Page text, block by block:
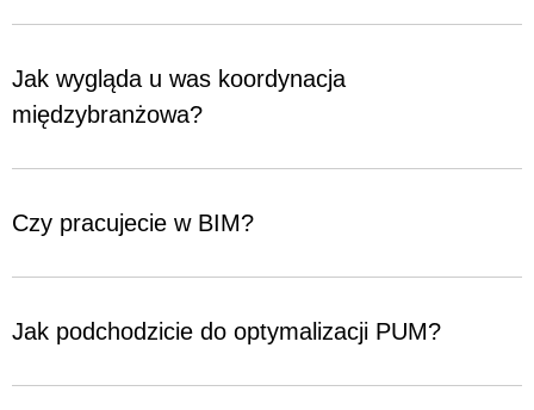
Jak wygląda u was koordynacja
międzybranżowa?
Czy pracujecie w BIM?
Jak podchodzicie do optymalizacji PUM?